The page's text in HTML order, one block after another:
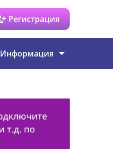
Регистрация
Информация